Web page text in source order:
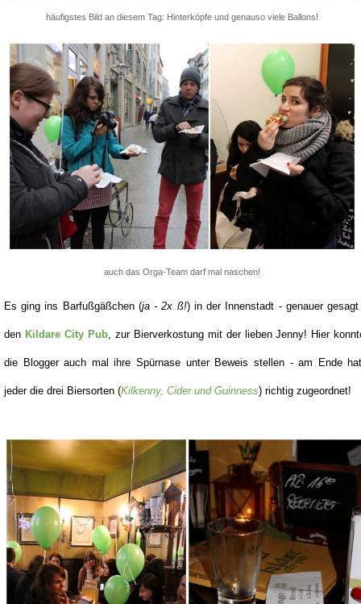
häufigstes Bild an diesem Tag: Hinterköpfe und genauso viele Ballons!
auch das Orga-Team darf mal naschen!
Es ging ins Barfußgäßchen (ja - 2x ß!) in der Innenstadt - genauer
den Kildare City Pub, zur Bierverkostung mit der lieben Jenny! Hier
die Blogger auch mal ihre Spürnase unter Beweis stellen - am Ende
jeder die drei Biersorten (Kilkenny, Cider und Guinness) richtig zugeordnet!